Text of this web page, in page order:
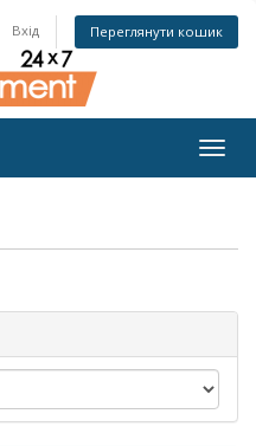
Вхід Переглянути кошик